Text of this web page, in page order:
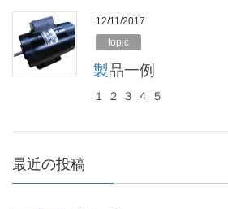
12/11/2017
topic
製品一例
１ ２ ３ ４ ５
最近の投稿